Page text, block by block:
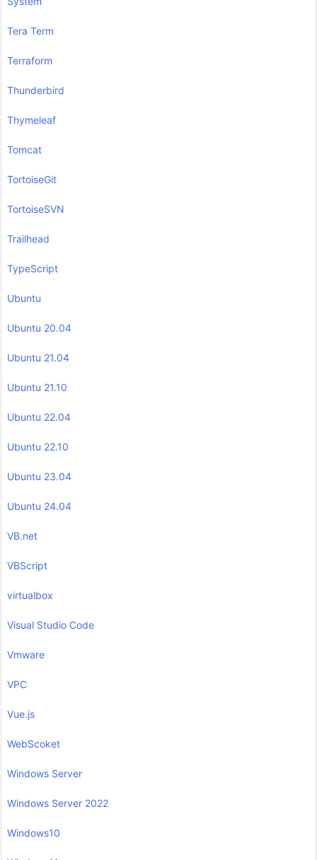
Tera Term
Terraform
Thunderbird
Thymeleaf
Tomcat
TortoiseGit
TortoiseSVN
Trailhead
TypeScript
Ubuntu
Ubuntu 20.04
Ubuntu 21.04
Ubuntu 21.10
Ubuntu 22.04
Ubuntu 22.10
Ubuntu 23.04
Ubuntu 24.04
VB.net
VBScript
virtualbox
Visual Studio Code
Vmware
VPC
Vue.js
WebScoket
Windows Server
Windows Server 2022
Windows10